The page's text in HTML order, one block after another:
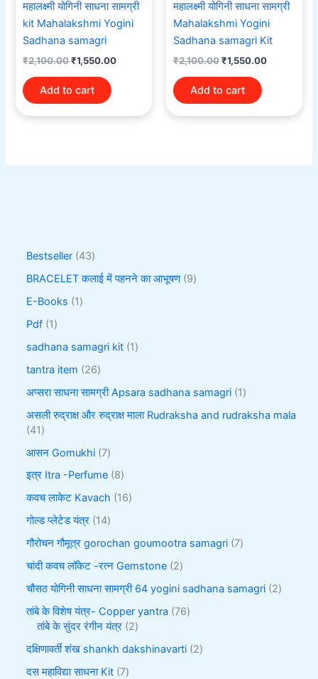
महालक्ष्मी योगिनी साधना सामग्री
kit Mahalakshmi Yogini
Sadhana samagri
₹2,100.00₹1,550.00
Add to cart
महालक्ष्मी योगिनी साधना सामग्री
Mahalakshmi Yogini
Sadhana samagri Kit
₹2,100.00₹1,550.00
Add to cart
Bestseller 43
BRACELET कलाई में पहनने का आभूषण 9
E-Books 1
Pdf 1
sadhana samagri kit 1
tantra item 26
अप्सरा साधना सामग्री Apsara sadhana samagri 1
असली रुद्राक्ष और रुद्राक्ष माला Rudraksha and rudraksha mala
41
आसन Gomukhi 7
इत्र Itra -Perfume 8
कवच लाकेट Kavach 16
गोल्ड प्लेटेड यंत्र 14
गौरोचन गौमूत्र gorochan goumootra samagri 7
चांदी कवच लॉकेट -रत्न Gemstone 2
चौसठ योगिनी साधना सामग्री 64 yogini sadhana samagri 2
तांबे के विशेष यंत्र- Copper yantra 76
तांबे के सुंदर रंगीन यंत्र 2
दक्षिणावर्ती शंख shankh dakshinavarti 2
दस महाविद्या साधना Kit 7